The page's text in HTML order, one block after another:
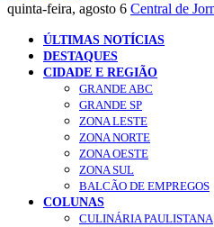
quinta-feira, agosto 6 Central de
ÚLTIMAS NOTÍCIAS
DESTAQUES
CIDADE E REGIÃO
GRANDE ABC
GRANDE SP
ZONA LESTE
ZONA NORTE
ZONA OESTE
ZONA SUL
BALCÃO DE EMPREGOS
COLUNAS
CULINÁRIA PAULISTANA